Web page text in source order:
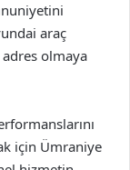
araç
olmaya
için Ümraniye